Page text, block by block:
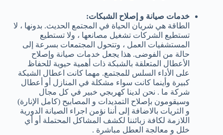
خدمات صيانة و إصلاح الشبكات:
الطاقة هي شريان الحياة في المجتمع الحديث. بدونها ، لا
تستطيع الشركات تشغيل مصانعها ، ولا تستطيع
المستشفيات العمل ، وتتحول المجتمعات بسرعة إلى
حالة من الفوضى. هذا يجعل خدمات صيانة وإصلاح
الأعطال المتعلقة بالشبكة ذات أهمية حيوية للحفاظ
على الأداء السلس للمجتمع. مهما كانت اعطال الشبكة
كبيرة وأينما كانت سواء مشكلة في المنازل أو أعطال
شركة ما . نحن لدينا كهربجي خبير في كل مجال
وسيقومون بإصلاح التمديدات و المصابيح (كامل الإنارة)
و الثريات بالاضافة إلى أننا نؤمن اجراء الصيانة الدورية
اللازمة لكافة زبائننا لكشف المشاكل المحتملة أو أي
خلل و معالجة العطل مباشرة .